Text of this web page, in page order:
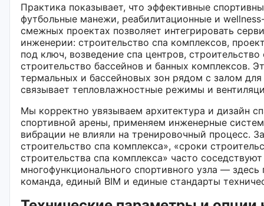
Практика показывает, что эффективные
футбольные манежи, реабилитационные и
смежных проектах позволяет интегрировать
инженерии: строительство спа комплексов,
под ключ, возведение спа центров,
строительство бассейнов и банных комплексов.
термальных и бассейновых зон рядом с залом
связывает тепловлажностные режимы и
Мы корректно увязываем архитектура и дизайн
спортивной арены, применяем инженерные
вибрации не влияли на тренировочный процесс.
строительство спа комплекса», «сроки
строительства спа комплекса» часто
многофункционального спортивного узла — здесь
команда, единый BIM и единые стандарты